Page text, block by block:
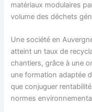
matériaux modulaires
volume des déchets
Une société en
atteint un taux de
chantiers, grâce à une
une formation adaptée
que conjuguer
normes